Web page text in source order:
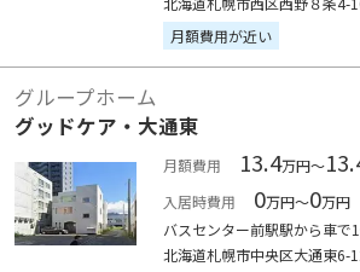
月額費用が近い
グループホーム
グッドケア・大通東
月額費用 13.4万円～
入居時費用
0万円～0万円
バスセンター前駅駅から車で
北海道札幌市中央区大通東6-